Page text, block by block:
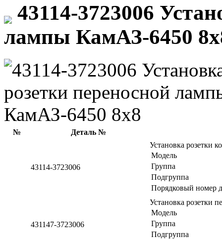
43114-3723006
лампы КамАЗ-6450
№ Деталь №
43114-3723006
Установка розетки
Модель
Группа
Подгруппа
Порядковый номер
431147-3723006
Установка розетки
Модель
Группа
Подгруппа